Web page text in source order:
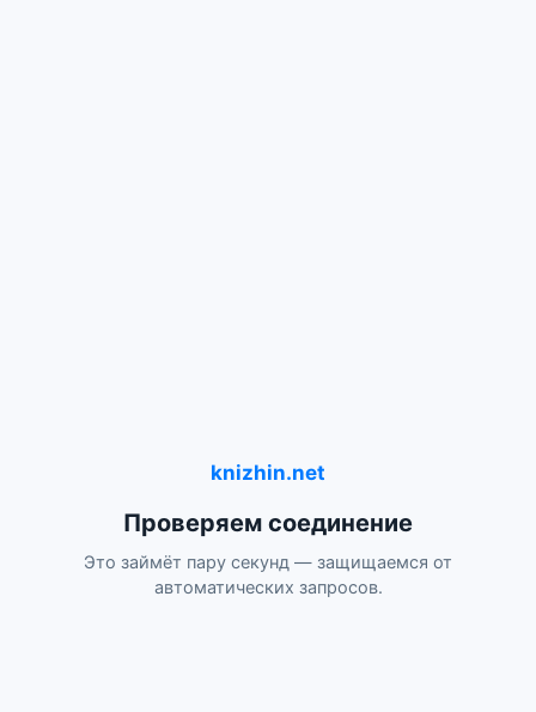
knizhin.net
Проверяем соединение
Это займёт пару секунд — защищаемся от
автоматических запросов.